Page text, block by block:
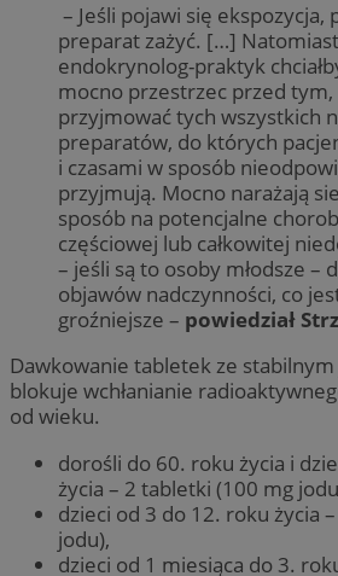
– Jeśli pojawi się
preparat zażyć. […]
endokrynolog-praktyk
mocno przestrzec przed tym,
przyjmować tych wszystkich
preparatów, do których
i czasami w sposób
przyjmują. Mocno narażają
sposób na potencjalne
częściowej lub całkowitej
– jeśli są to osoby młodsze –
objawów nadczynności, co
groźniejsze – powiedział
Dawkowanie tabletek ze
blokuje wchłanianie
od wieku.
dorośli do 60. roku życia i
życia – 2 tabletki (100 mg
dzieci od 3 do 12. roku życia
jodu),
dzieci od 1 miesiąca do 3.